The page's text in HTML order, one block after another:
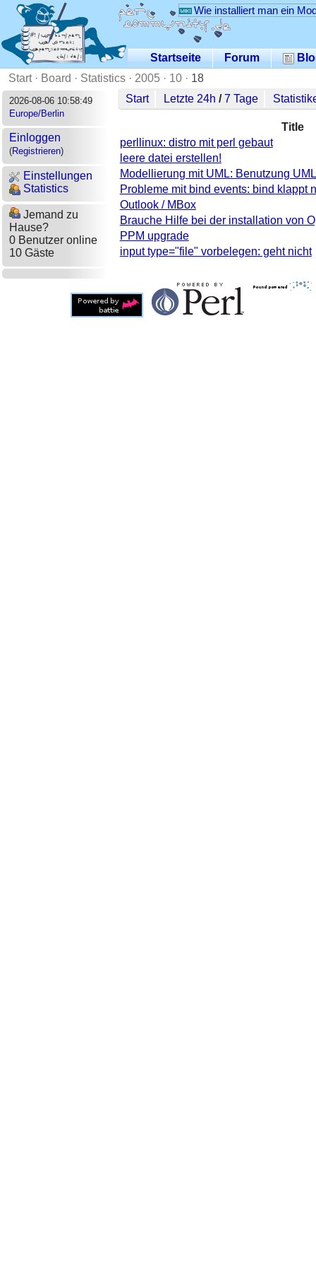
Wie installiert man ein
Startseite Forum
Start· Board · Statistics · 2005 · 10 · 18
2026-08-06 10:58:49
Europe/Berlin
Einloggen
(Registrieren)
Einstellungen
Statistics
Jemand zu
Hause?
0 Benutzer online
10 Gäste
Start Letzte 24h /7 Tage
Title
perllinux: distro mit perl gebaut
leere datei erstellen!
Modellierung mit UML: Benutzung
Probleme mit bind events: bind klappt
Outlook / MBox
Brauche Hilfe bei der installation von
PPM upgrade
input type="file" vorbelegen: geht nicht